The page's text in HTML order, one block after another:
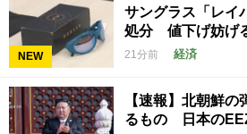
NEW
サングラス「レイ
処分 値下げ妨げ
21分前 経済
【速報】北朝鮮
るもの 日本の